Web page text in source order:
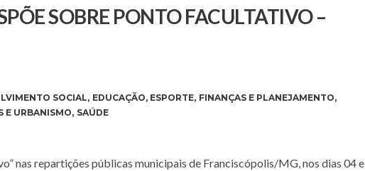
SOBRE PONTO FACULTATIVO –
SOCIAL, EDUCAÇÃO, ESPORTE, FINANÇAS E PLANEJAMENTO,
E URBANISMO, SAÚDE
nas repartições públicas municipais de Franciscópolis/MG, nos dias 04 e